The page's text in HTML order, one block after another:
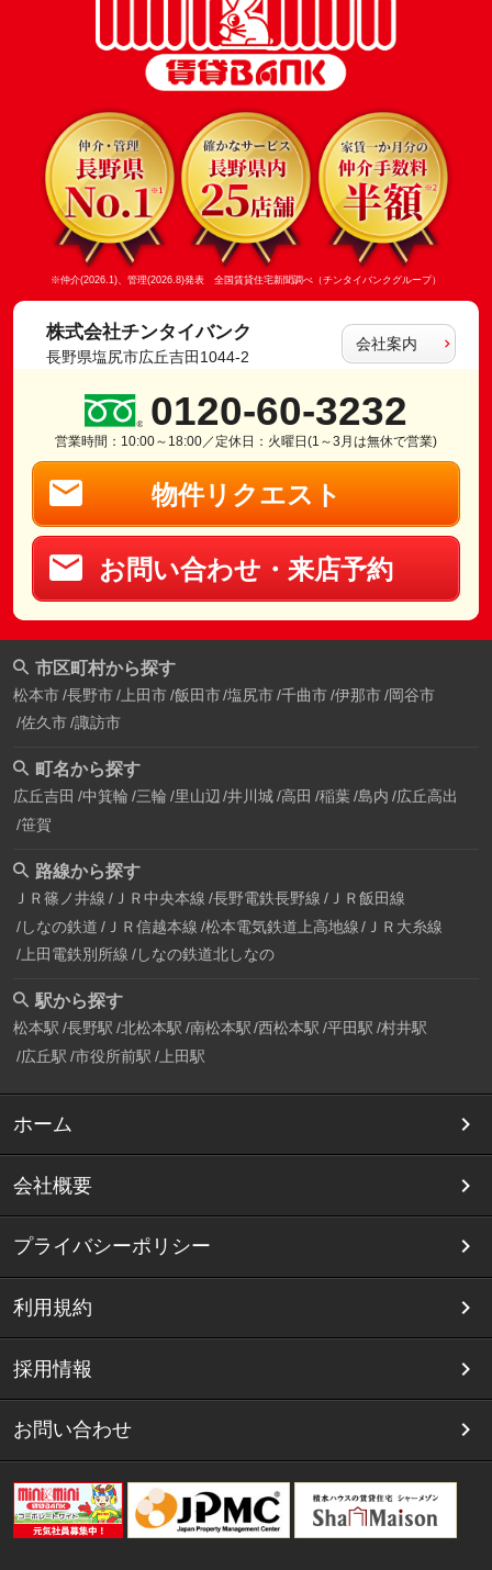
※仲介(2026.1)、管理(2026.8)発表 全国賃貸住宅新聞調べ（チンタイバンクグループ）
株式会社チンタイバンク
長野県塩尻市広丘吉田1044-2
会社案内
0120-60-3232
営業時間：10:00～18:00／定休日：火曜日(1～3月は無休で営業)
物件リクエスト
お問い合わせ・来店予約
市区町村から探す
松本市 長野市 上田市 飯田市 塩尻市 千曲市 伊那市 岡谷市
佐久市 諏訪市
町名から探す
広丘吉田 中箕輪 三輪 里山辺 井川城 高田 稲葉 島内 広丘高出
笹賀
路線から探す
ＪＲ篠ノ井線 ＪＲ中央本線 長野電鉄長野線 ＪＲ飯田線
しなの鉄道 ＪＲ信越本線 松本電気鉄道上高地線
ＪＲ大糸線
上田電鉄別所線 しなの鉄道北しなの
駅から探す
松本駅 長野駅 北松本駅 南松本駅 西松本駅 平田駅 村井駅
広丘駅 市役所前駅 上田駅
ホーム
会社概要
プライバシーポリシー
利用規約
採用情報
お問い合わせ